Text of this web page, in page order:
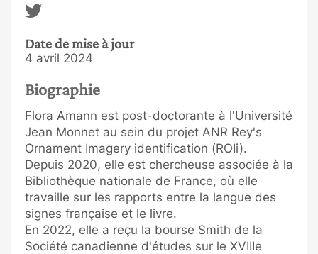
Date de mise à jour
4 avril 2024
Biographie
Flora Amann est post-doctorante à l'Université
Jean Monnet au sein du projet ANR Rey's
Ornament Imagery identification (ROIi).
Depuis 2020, elle est chercheuse associée à la
Bibliothèque nationale de France, où elle
travaille sur les rapports entre la langue des
signes française et le livre.
En 2022, elle a reçu la bourse Smith de la
Société canadienne d'études sur le XVIIIe